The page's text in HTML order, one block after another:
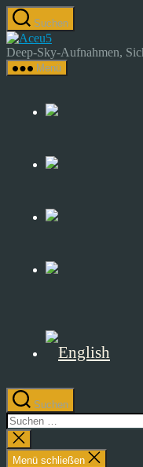
Zum
Inhalt
springen
Suchen
Astrocamp
–
Astrofotografie
Sky-
Deep-Sky-Aufnahmen,
Menü
Suchen
Suchen
nach:
Suche
schließen
Menü schließen